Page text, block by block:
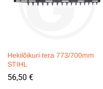
Hekilõikuri tera 773/700mm
STIHL
56,50 €